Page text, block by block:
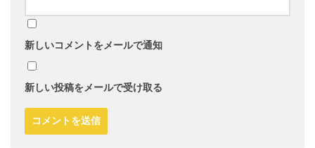
新しいコメントをメールで通知
新しい投稿をメールで受け取る